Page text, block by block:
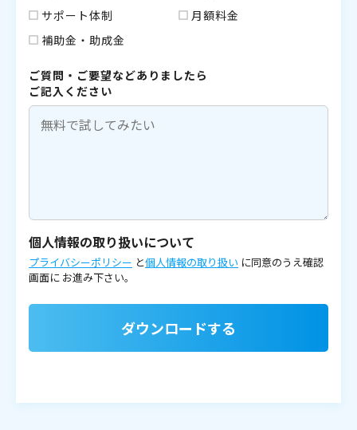
サポート体制
月額料金
補助金・助成金
ご質問・ご要望などありましたら
ご記入ください
個人情報の取り扱いについて
プライバシーポリシー と個人情報の取り扱い に同意のうえ確認
画面に お進み下さい。
ダウンロードする